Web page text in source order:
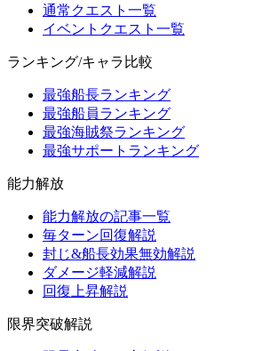
通常クエスト一覧
イベントクエスト一覧
ランキング/キャラ比較
最強船長ランキング
最強船員ランキング
最強海賊祭ランキング
最強サポートランキング
能力解放
能力解放の記事一覧
毎ターン回復解説
封じ&船長効果無効解説
ダメージ軽減解説
回復上昇解説
限界突破解説